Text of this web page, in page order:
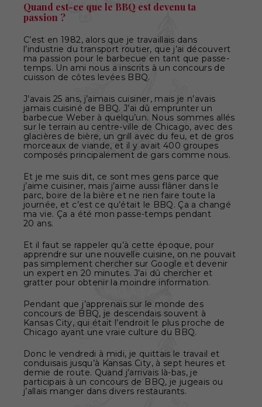
Quand est-ce que le BBQ est devenu ta
passion ?
C’est en 1982, alors que je travaillais dans
l’industrie du transport routier, que j’ai découvert
ma passion pour le barbecue en tant que passe-
temps. Un ami nous a inscrits à un concours de
cuisson de côtes levées BBQ.
J’avais 25 ans, j’aimais cuisiner, mais je n’avais
jamais cuisiné de BBQ. J’ai dû emprunter un
barbecue Weber à quelqu’un. Nous sommes allés
sur le terrain au centre-ville de Chicago, avec des
glacières de bière, un grill avec du feu, et de gros
morceaux de viande, et il y avait 400 groupes
composés principalement de gars comme nous.
Et je me suis dit, ce sont mes gens parce que
j’aime cuisiner, mais j’aime aussi flâner dans le
parc, boire de la bière et ne rien faire toute la
journée, et c’est ce qu’était le BBQ. Ça a changé
ma vie. Ça a été mon passe-temps pendant
20 ans.
Et il faut se rappeler qu’à cette époque, pour
apprendre sur une nouvelle cuisine, on ne pouvait
pas simplement chercher sur Google et devenir
un expert en 20 minutes. J’ai dû chercher et
gratter pour obtenir la moindre information.
Pendant que j’apprenais sur le monde des
concours de BBQ, je descendais souvent à
Kansas City, qui était l’endroit le plus proche de
Chicago ayant une vraie culture du BBQ.
Donc le vendredi à midi, je quittais le travail et
conduisais jusqu’à Kansas City, à sept heures et
demie de route. Quand j’arrivais là-bas, je
participais à un concours de BBQ, je jugeais ou
j’allais manger dans divers restaurants.